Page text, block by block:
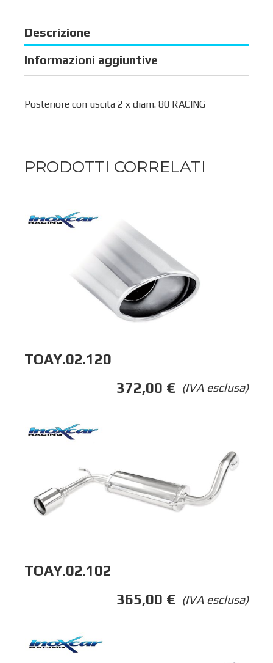
Descrizione
Informazioni aggiuntive
Posteriore con uscita 2 x diam. 80 RACING
PRODOTTI CORRELATI
TOAY.02.120
(IVA esclusa)
372,00 €
TOAY.02.102
(IVA esclusa)
365,00 €